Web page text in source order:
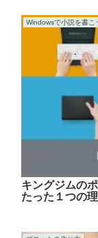
Windowsで小説を書こ
キングジムの
たった１つの